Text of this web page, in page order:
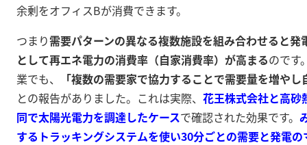
余剰をオフィスBが消費できます。
つまり需要パターンの異なる複数施設を組み合わせると発
として再エネ電力の消費率（自家消費率）が高まるのです
業でも、
「複数の需要家で協力することで需要量を増や
との報告がありました。これは実際、 花王株式会社と高砂
同で太陽光電力を調達したケースで確認された効果です。
するトラッキングシステムを使い30分ごとの需要と発電